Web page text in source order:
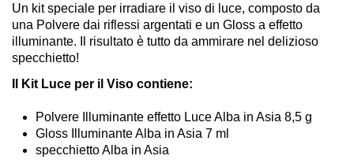
Un kit speciale per irradiare il viso di luce, composto da
una Polvere dai riflessi argentati e un Gloss a effetto
illuminante. Il risultato è tutto da ammirare nel delizioso
specchietto!
Il Kit Luce per il Viso contiene:
Polvere Illuminante effetto Luce Alba in Asia 8,5 g
Gloss Illuminante Alba in Asia 7 ml
specchietto Alba in Asia